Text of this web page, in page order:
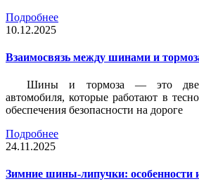
Подробнее
10.12.2025
Взаимосвязь между шинами и
Шины и тормоза — это две
автомобиля, которые работают в
обеспечения безопасности на дороге
Подробнее
24.11.2025
Зимние шины-липучки: особенности